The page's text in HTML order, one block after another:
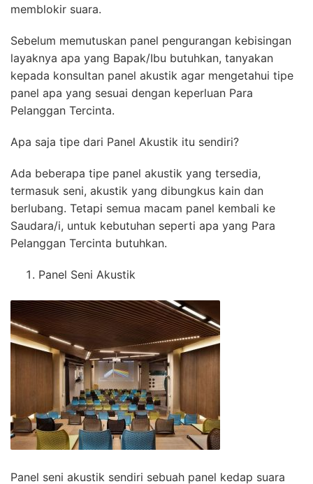
memblokir suara.
Sebelum memutuskan panel pengurangan kebisingan
layaknya apa yang Bapak/Ibu butuhkan, tanyakan
kepada konsultan panel akustik agar mengetahui tipe
panel apa yang sesuai dengan keperluan Para
Pelanggan Tercinta.
Apa saja tipe dari Panel Akustik itu sendiri?
Ada beberapa tipe panel akustik yang tersedia,
termasuk seni, akustik yang dibungkus kain dan
berlubang. Tetapi semua macam panel kembali ke
Saudara/i, untuk kebutuhan seperti apa yang Para
Pelanggan Tercinta butuhkan.
Panel Seni Akustik
Panel seni akustik sendiri sebuah panel kedap suara